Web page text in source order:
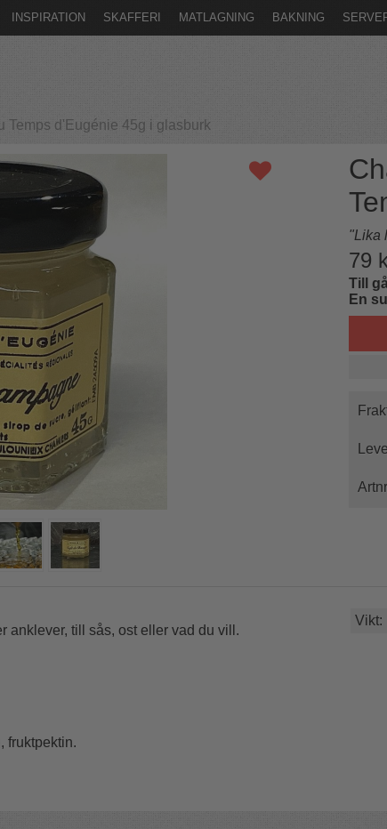
INSPIRATION SKAFFERI MATLAGNING BAKNING
Temps d'Eugénie 45g i glasburk
"Lika
79
Till
En
anklever, till sås, ost eller vad du vill.
fruktpektin.
Vikt: